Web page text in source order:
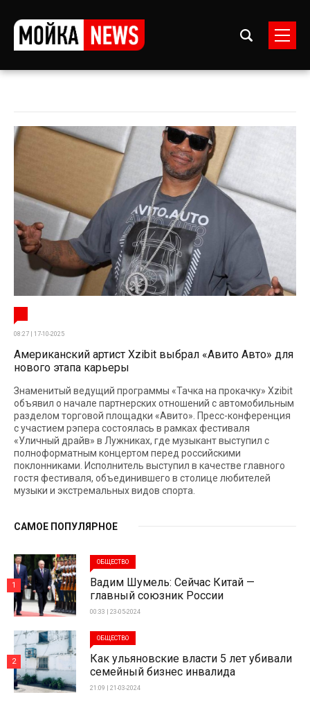
08:27 | 17-10-2025
Американский артист Xzibit выбрал «Авито Авто» для
нового этапа карьеры
Знаменитый ведущий программы «Тачка на прокачку» Xzibit
объявил о начале партнерских отношений с автомобильным
разделом торговой площадки «Авито». Пресс-конференция
с участием рэпера состоялась в рамках фестиваля
«Уличный драйв» в Лужниках, где музыкант выступил с
полноформатным концертом перед российскими
поклонниками. Исполнитель выступил в качестве главного
гостя фестиваля, объединившего в столице любителей
музыки и экстремальных видов спорта.
САМОЕ ПОПУЛЯРНОЕ
ОБЩЕСТВО
Вадим Шумель: Сейчас Китай —
главный союзник России
00:33 | 23-05-2024
1
ОБЩЕСТВО
Как ульяновские власти 5 лет убивали
семейный бизнес инвалида
21:09 | 21-03-2024
2